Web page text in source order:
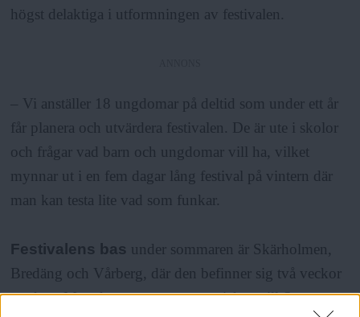
högst delaktiga i utformningen av festivalen.
– Vi anställer 18 ungdomar på deltid som under ett år
får planera och utvärdera festivalen. De är ute i skolor
och frågar vad barn och ungdomar vill ha, vilket
mynnar ut i en fem dagar lång festival på vintern där
man kan testa lite vad som funkar.
Festivalens bas under sommaren är Skärholmen,
Bredäng och Vårberg, där den befinner sig två veckor
vardera. Men den gör även en avstickare till Sätra.